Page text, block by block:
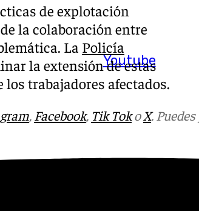
Youtube
de explotación
la colaboración entre
La Policía
la extensión de estas
los trabajadores afectados.
, Facebook, Tik TokoX.